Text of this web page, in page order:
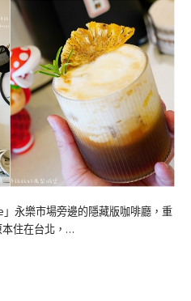
永樂市場旁邊的隱藏版咖啡廳，重
本住在台北，…